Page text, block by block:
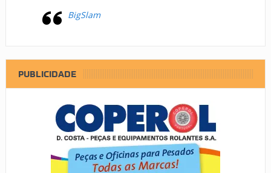
BigSlam
PUBLICIDADE